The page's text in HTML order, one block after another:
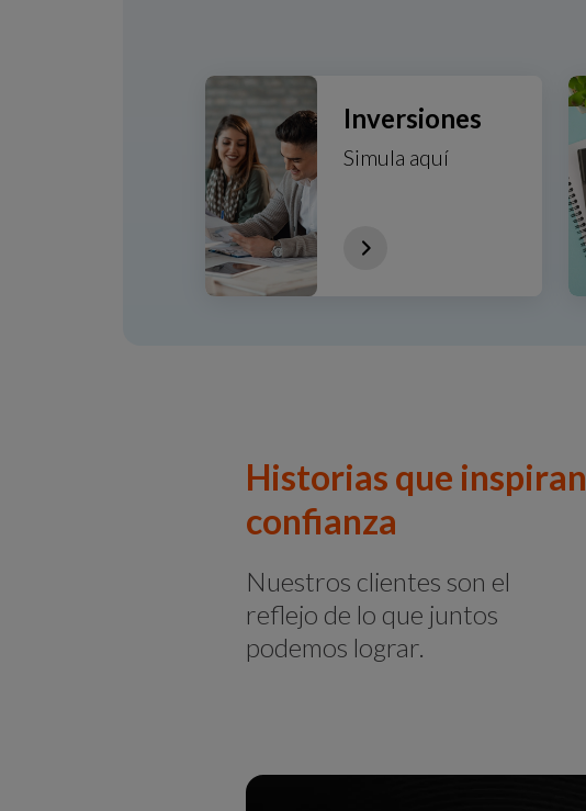
Inversiones
Simula aquí
Historias que inspiran
confianza
Nuestros clientes son el
reflejo de lo que juntos
podemos lograr.